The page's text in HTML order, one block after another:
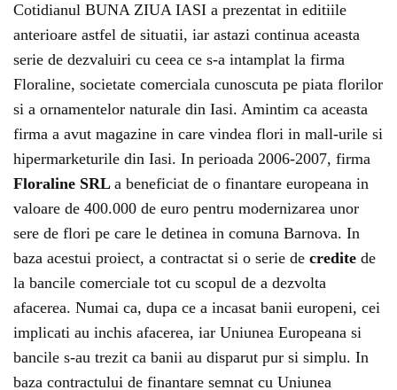
Cotidianul BUNA ZIUA IASI a prezentat in editiile
anterioare astfel de situatii, iar astazi continua aceasta
serie de dezvaluiri cu ceea ce s-a intamplat la firma
Floraline, societate comerciala cunoscuta pe piata florilor
si a ornamentelor naturale din Iasi. Amintim ca aceasta
firma a avut magazine in care vindea flori in mall-urile si
hipermarketurile din Iasi. In perioada 2006-2007, firma
Floraline SRL a beneficiat de o finantare europeana in
valoare de 400.000 de euro pentru modernizarea unor
sere de flori pe care le detinea in comuna Barnova. In
baza acestui proiect, a contractat si o serie de credite de
la bancile comerciale tot cu scopul de a dezvolta
afacerea. Numai ca, dupa ce a incasat banii europeni, cei
implicati au inchis afacerea, iar Uniunea Europeana si
bancile s-au trezit ca banii au disparut pur si simplu. In
baza contractului de finantare semnat cu Uniunea